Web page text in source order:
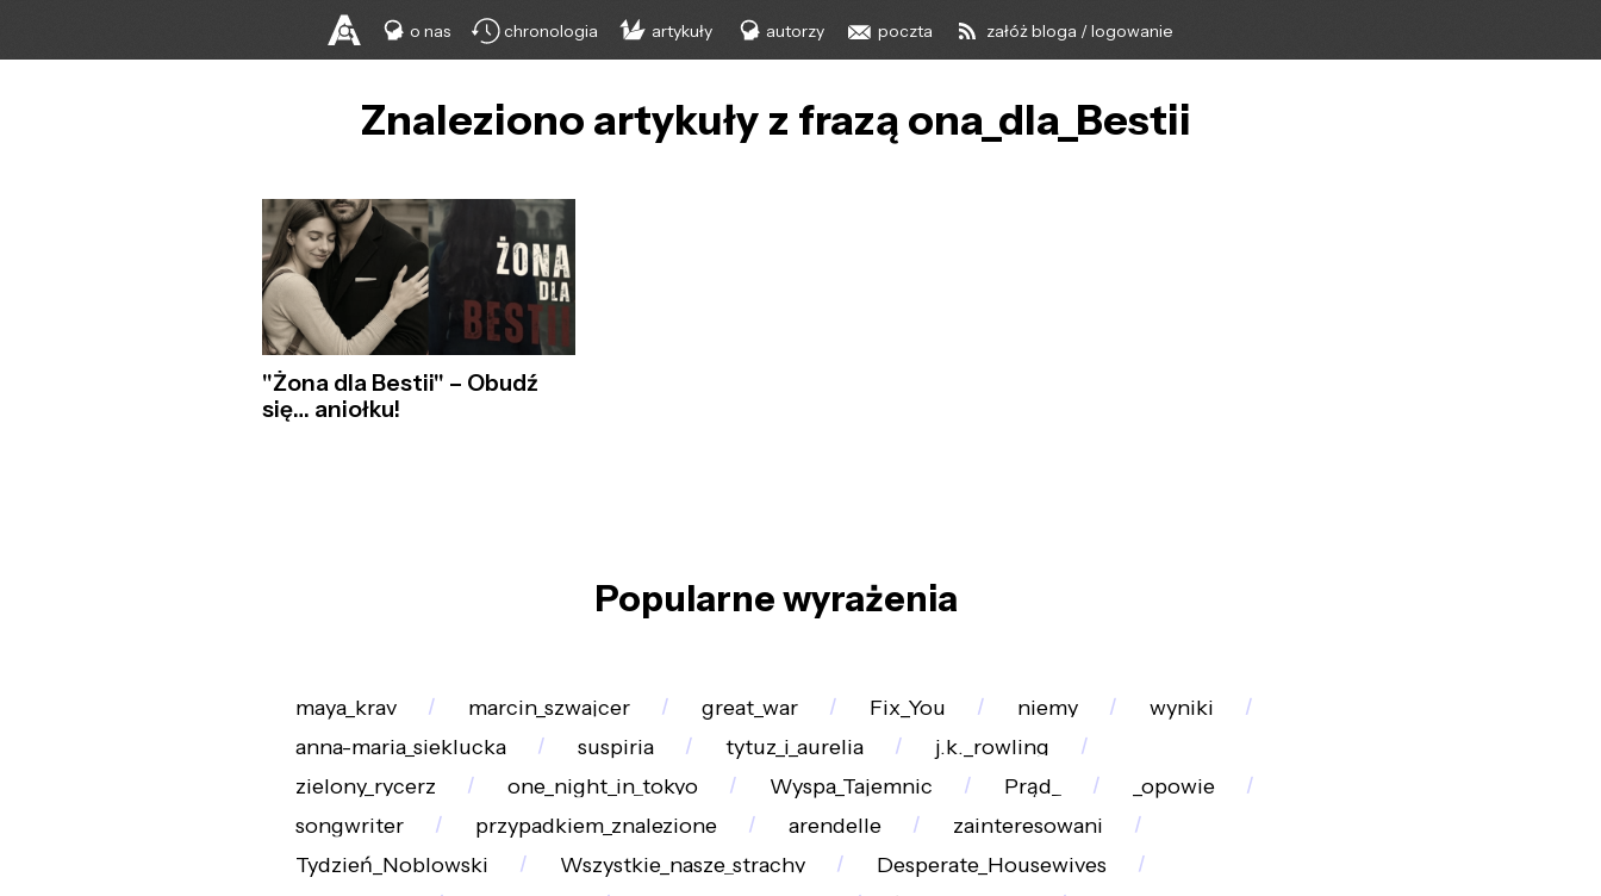
o nas chronologia artykuły autorzy poczta załóż bloga / logowanie
Znaleziono artykuły z frazą ona_dla_Bestii
"Żona dla Bestii" – Obudź
się… aniołku!
Popularne wyrażenia
maya_krav marcin_szwajcer great_war Fix_You niemy
wyniki
anna-maria_sieklucka
suspiria tytuz_i_aurelia
j.k._rowling
zielony_rycerz
one_night_in_tokyo Wyspa_Tajemnic Prąd_
_opowie
songwriter
przypadkiem_znalezione arendelle
zainteresowani
Tydzień_Noblowski
Wszystkie_nasze_strachy
Desperate_Housewives